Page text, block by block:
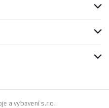
a vybavení s.r.o.